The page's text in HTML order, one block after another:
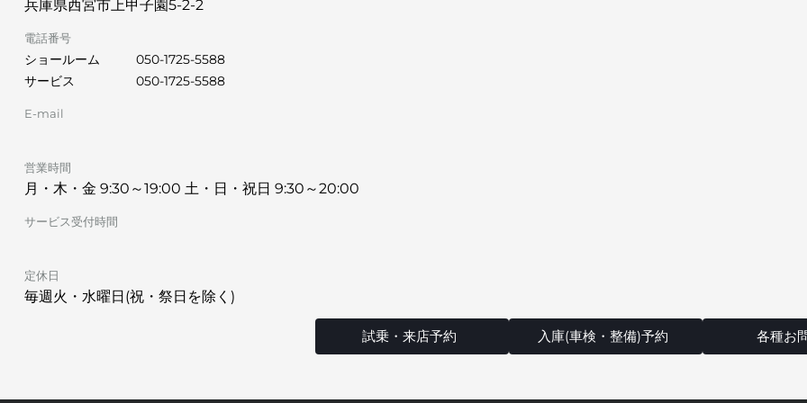
兵庫県西宮市上甲子園5-2-2
電話番号
ショールーム
050-1725-5588
サービス
050-1725-5588
E-mail
営業時間
月・木・金 9:30～19:00 土・日・祝日 9:30～20:00
サービス受付時間
定休日
毎週火・水曜日(祝・祭日を除く)
試乗・来店予約 入庫(車検・整備)予約 各種お